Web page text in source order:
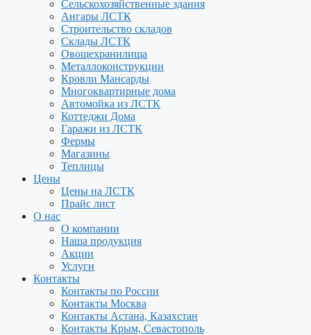
Сельскохозяйственные здания
Ангары ЛСТК
Строительство складов
Склады ЛСТК
Овощехранилища
Металлоконструкции
Кровли Мансарды
Многоквартирные дома
Автомойка из ЛСТК
Коттеджи Дома
Гаражи из ЛСТК
Фермы
Магазины
Теплицы
Цены
Цены на ЛСТК
Прайс лист
О нас
О компании
Наша продукция
Акции
Услуги
Контакты
Контакты по России
Контакты Москва
Контакты Астана, Казахстан
Контакты Крым, Севастополь